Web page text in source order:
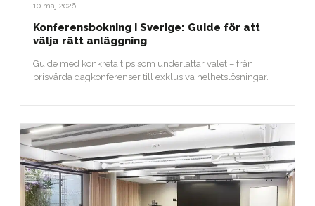
10 maj 2026
Konferensbokning i Sverige: Guide för att
välja rätt anläggning
Guide med konkreta tips som underlättar valet – från
prisvärda dagkonferenser till exklusiva helhetslösningar.